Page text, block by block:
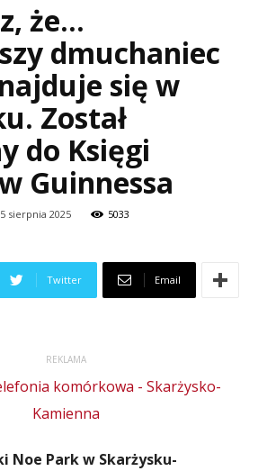
że…
dmuchaniec
się w
Został
do Księgi
Guinnessa
sierpnia 2025 5033
Twitter Email
REKLAMA
Noe Park w Skarżysku-